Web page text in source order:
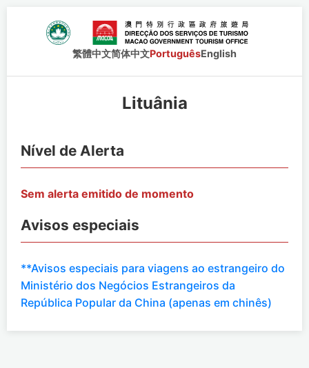
繁體中文简体中文PortuguêsEnglish
Lituânia
Nível de Alerta
Sem alerta emitido de momento
Avisos especiais
**Avisos especiais para viagens ao estrangeiro do
Ministério dos Negócios Estrangeiros da
República Popular da China (apenas em chinês)